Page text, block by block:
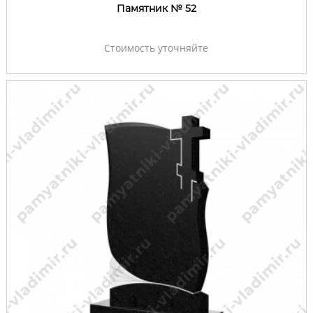
Памятник № 52
Стоимость уточняйте